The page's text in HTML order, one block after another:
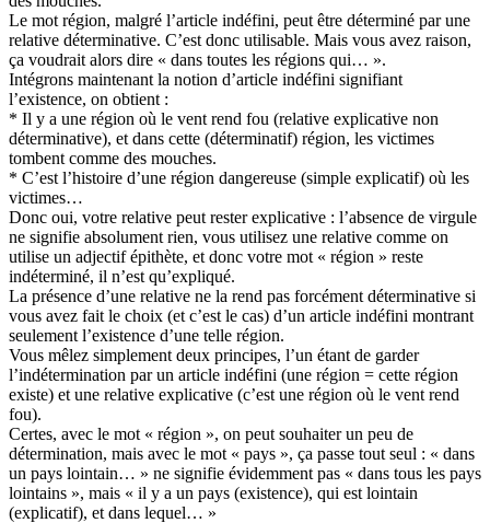
Le mot région, malgré l’article indéfini, peut être déterminé par une
relative déterminative. C’est donc utilisable. Mais vous avez raison,
ça voudrait alors dire « dans toutes les régions qui… ».
Intégrons maintenant la notion d’article indéfini signifiant
l’existence, on obtient :
* Il y a une région où le vent rend fou (relative explicative non
déterminative), et dans cette (déterminatif) région, les victimes
tombent comme des mouches.
* C’est l’histoire d’une région dangereuse (simple explicatif) où les
victimes…
Donc oui, votre relative peut rester explicative : l’absence de virgule
ne signifie absolument rien, vous utilisez une relative comme on
utilise un adjectif épithète, et donc votre mot « région » reste
indéterminé, il n’est qu’expliqué.
La présence d’une relative ne la rend pas forcément déterminative si
vous avez fait le choix (et c’est le cas) d’un article indéfini montrant
seulement l’existence d’une telle région.
Vous mêlez simplement deux principes, l’un étant de garder
l’indétermination par un article indéfini (une région = cette région
existe) et une relative explicative (c’est une région où le vent rend
fou).
Certes, avec le mot « région », on peut souhaiter un peu de
détermination, mais avec le mot « pays », ça passe tout seul : « dans
un pays lointain… » ne signifie évidemment pas « dans tous les pays
lointains », mais « il y a un pays (existence), qui est lointain
(explicatif), et dans lequel… »